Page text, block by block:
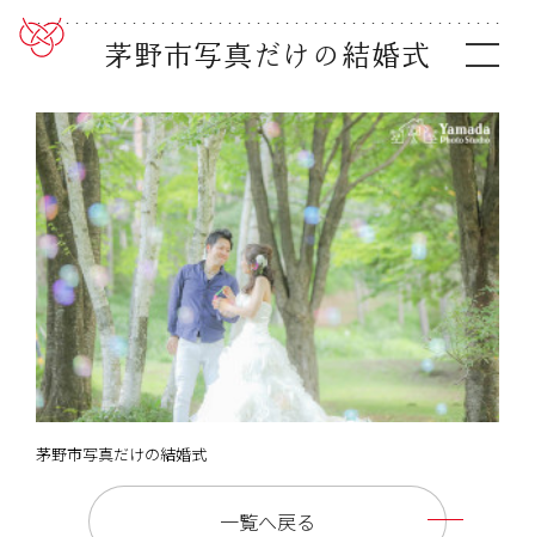
茅野市写真だけの結婚式
茅野市写真だけの結婚式
一覧へ戻る